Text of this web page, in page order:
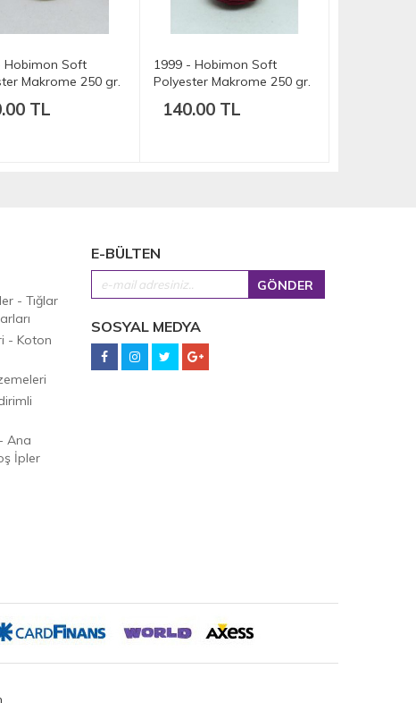
Hobimon Soft
Makrome 250 gr.
TL
1999 - Hobimon Soft
Polyester Makrome 250 gr.
140.00 TL
- Tığlar
- Koton
Ana
İpler
E-BÜLTEN
SOSYAL MEDYA